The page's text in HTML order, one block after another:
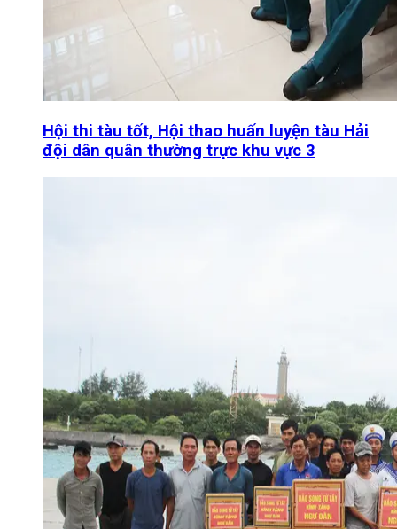
Hội thi tàu tốt, Hội thao huấn luyện tàu Hải
đội dân quân thường trực khu vực 3